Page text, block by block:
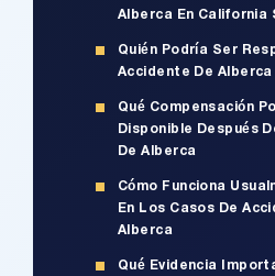
Alberca En California
Quién Podría Ser
Accidente De Alberca
Qué Compensación
Disponible Después
De Alberca
Cómo Funciona
En Los Casos De
Alberca
Qué Evidencia